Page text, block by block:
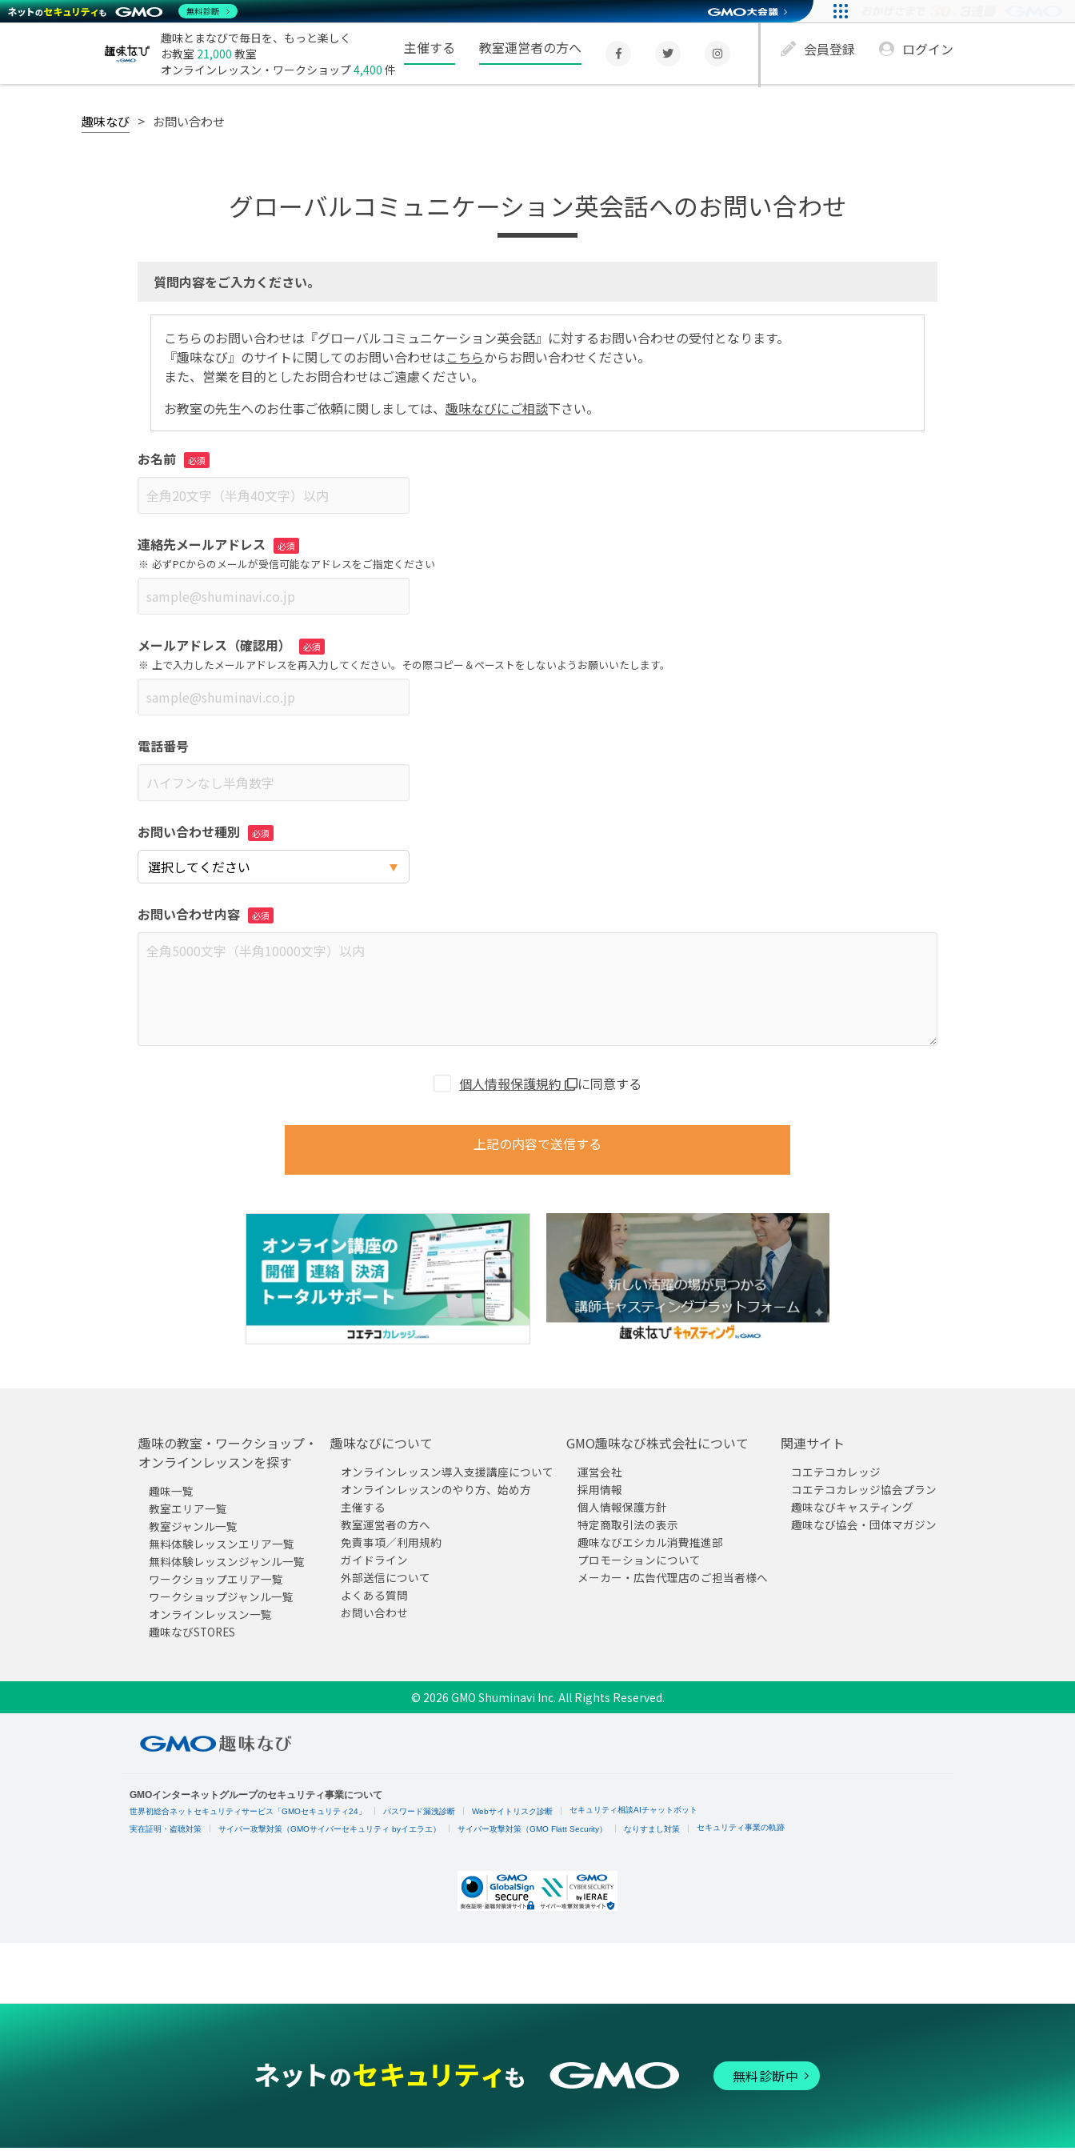
趣味とまなびで毎日を、もっと楽しく
お教室 21,000 教室
オンラインレッスン・ワークショップ4,400 件
主催する 教室運営者の方へ 会員登録 ログイン
趣味なび お問い合わせ
グローバルコミュニケーション英会話へのお問い合わせ
質問内容をご入力ください。
こちらのお問い合わせは『グローバルコミュニケーション英会話』に対するお問い合わせの受付となります。
『趣味なび』のサイトに関してのお問い合わせはこちらからお問い合わせください。
また、営業を目的としたお問合わせはご遠慮ください。
お教室の先生へのお仕事ご依頼に関しましては、 趣味なびにご相談下さい。
お名前
連絡先メールアドレス
必ずPCからのメールが受信可能なアドレスをご指定ください
メールアドレス（確認用）
上で入力したメールアドレスを再入力してください。その際コピー＆ペーストをしないようお願いいたします。
電話番号
お問い合わせ種別
お問い合わせ内容
個人情報保護規約 に同意する
上記の内容で送信する
趣味の教室・ワークショップ・
オンラインレッスンを探す
趣味一覧
教室エリア一覧
教室ジャンル一覧
無料体験レッスンエリア一覧
無料体験レッスンジャンル一覧
ワークショップエリア一覧
ワークショップジャンル一覧
オンラインレッスン一覧
趣味なびSTORES
趣味なびについて
オンラインレッスン導入支援講座について
オンラインレッスンのやり方、始め方
主催する
教室運営者の方へ
免責事項／利用規約
ガイドライン
外部送信について
よくある質問
お問い合わせ
GMO趣味なび株式会社について
運営会社
採用情報
個人情報保護方針
特定商取引法の表示
趣味なびエシカル消費推進部
プロモーションについて
メーカー・広告代理店のご担当者様へ
関連サイト
コエテコカレッジ
コエテコカレッジ協会プラン
趣味なびキャスティング
趣味なび協会・団体マガジン
© 2026 GMO Shuminavi Inc. All Rights Reserved.
無料診断中
無料診断